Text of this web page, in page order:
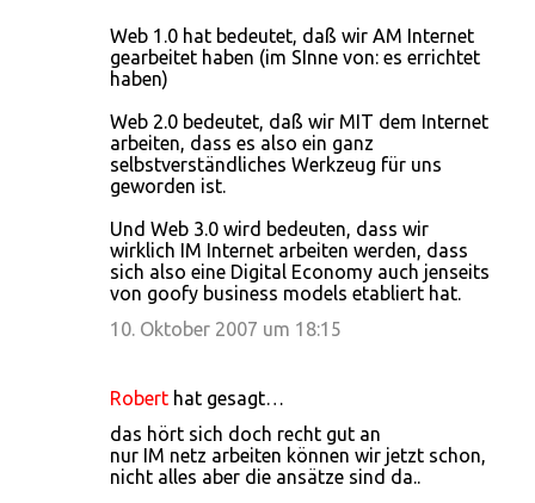
Web 1.0 hat bedeutet, daß wir AM Internet
gearbeitet haben (im SInne von: es errichtet
haben)
Web 2.0 bedeutet, daß wir MIT dem Internet
arbeiten, dass es also ein ganz
selbstverständliches Werkzeug für uns
geworden ist.
Und Web 3.0 wird bedeuten, dass wir
wirklich IM Internet arbeiten werden, dass
sich also eine Digital Economy auch jenseits
von goofy business models etabliert hat.
10. Oktober 2007 um 18:15
Robert hat gesagt…
das hört sich doch recht gut an
nur IM netz arbeiten können wir jetzt schon,
nicht alles aber die ansätze sind da..